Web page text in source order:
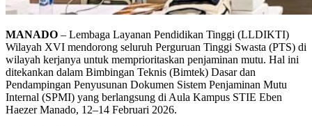
MANADO – Lembaga Layanan Pendidikan Tinggi (LLDIKTI)
Wilayah XVI mendorong seluruh Perguruan Tinggi Swasta (PTS) di
wilayah kerjanya untuk memprioritaskan penjaminan mutu. Hal ini
ditekankan dalam Bimbingan Teknis (Bimtek) Dasar dan
Pendampingan Penyusunan Dokumen Sistem Penjaminan Mutu
Internal (SPMI) yang berlangsung di Aula Kampus STIE Eben
Haezer Manado, 12–14 Februari 2026.